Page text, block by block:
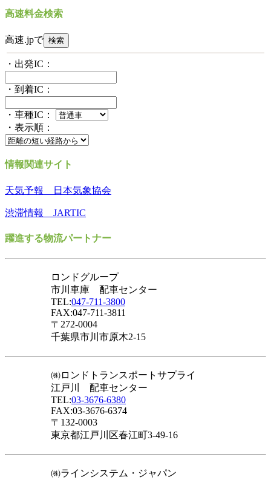
高速料金検索
高速.jpで
・出発IC：
・到着IC：
・車種IC：
・表示順：
情報関連サイト
天気予報 日本気象協会
渋滞情報 JARTIC
躍進する物流パートナー
ロンドグループ
市川車庫 配車センター
TEL:047-711-3800
FAX:047-711-3811
〒272-0004
千葉県市川市原木2-15
㈱ロンドトランスポートサプライ
江戸川 配車センター
TEL:03-3676-6380
FAX:03-3676-6374
〒132-0003
東京都江戸川区春江町3-49-16
㈱ラインシステム・ジャパン